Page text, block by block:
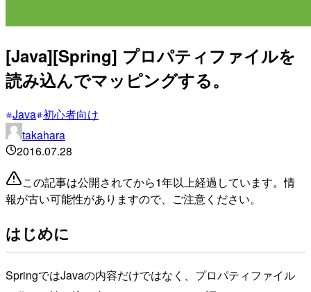
[Java][Spring] プロパティファイルを
読み込んでマッピングする。
Java 初心者向け
takahara
2016.07.28
この記事は公開されてから1年以上経過しています。情
報が古い可能性がありますので、ご注意ください。
はじめに
SpringではJavaの内容だけではなく、プロパティファイル